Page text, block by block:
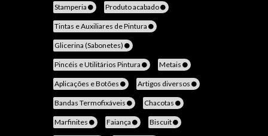
Stamperia Produto acabado
Tintas e Auxiliares de Pintura
Glicerina (Sabonetes)
Pincéis e Utilitários Pintura Metais
Aplicações e Botões Artigos diversos
Bandas Termofixáveis Chacotas
Marfinites Faiança Biscuit